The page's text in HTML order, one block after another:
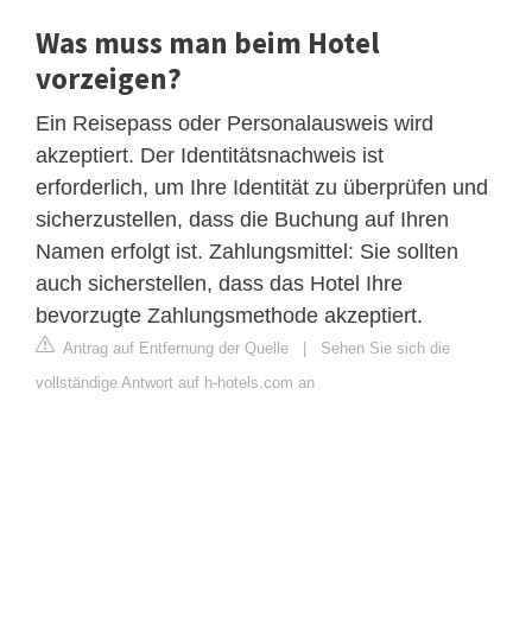
Was muss man beim Hotel
vorzeigen?
Ein Reisepass oder Personalausweis wird
akzeptiert. Der Identitätsnachweis ist
erforderlich, um Ihre Identität zu überprüfen und
sicherzustellen, dass die Buchung auf Ihren
Namen erfolgt ist. Zahlungsmittel: Sie sollten
auch sicherstellen, dass das Hotel Ihre
bevorzugte Zahlungsmethode akzeptiert.
Antrag auf Entfernung der Quelle | Sehen Sie sich die
vollständige Antwort auf h-hotels.com an